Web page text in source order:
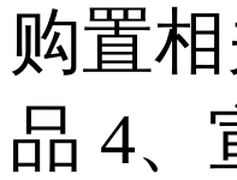
购置
品 4、